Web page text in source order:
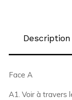
Description
Face A
A1. Voir à travers